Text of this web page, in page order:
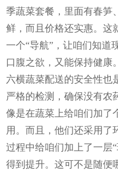
季蔬菜套餐，里面有春笋
鲜，而且价格还实惠。这
一个“导航”，让咱们知道
口腹之欲，又能保持健康。
六横蔬菜配送的安全性也
严格的检测，确保没有农
像是在蔬菜上给咱们加了
用。而且，他们还采用了
过程中给咱们加上了一层
得到提升。这可不是随便